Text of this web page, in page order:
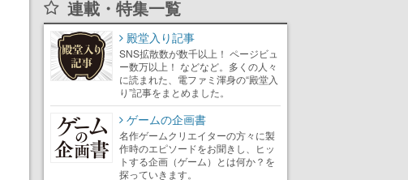
連載・特集一覧
殿堂入り記事
SNS拡散数が数千以上！ ページビュ
ー数万以上！ などなど。多くの人々
に読まれた、電ファミ渾身の“殿堂入
り”記事をまとめました。
ゲームの企画書
名作ゲームクリエイターの方々に製
作時のエピソードをお聞きし、ヒッ
トする企画（ゲーム）とは何か？を
探っていきます。